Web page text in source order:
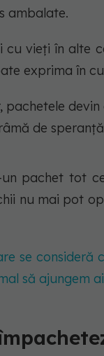
ambalate.
cu vieți în alte
exprima în
de
pachet tot
nu mai pot
se consideră
să ajungem